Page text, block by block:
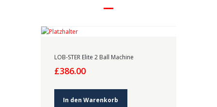
LOB-STER Elite 2 Ball Machine
£386.00
In den Warenkorb